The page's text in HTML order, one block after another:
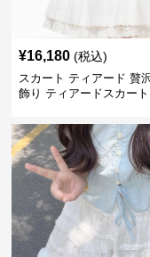
¥16,180 (税込)
スカート ティアード 贅
飾り ティアードスカート